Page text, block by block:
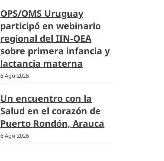
OPS/OMS Uruguay
participó en webinario
regional del IIN-OEA
sobre primera infancia y
lactancia materna
6 Ago 2026
Un encuentro con la
Salud en el corazón de
Puerto Rondón, Arauca
6 Ago 2026